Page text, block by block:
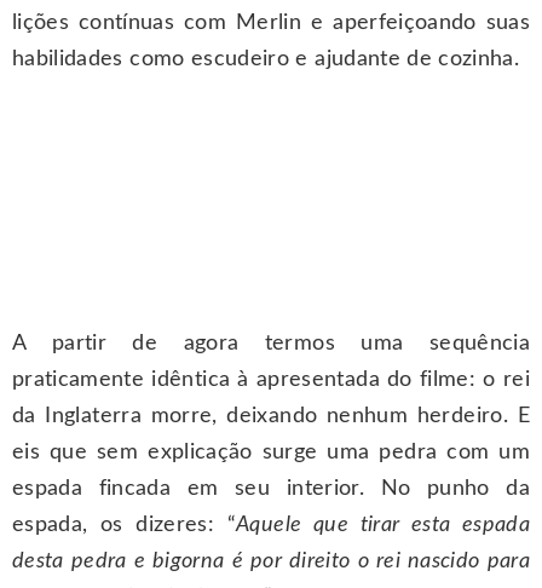
lições contínuas com Merlin e aperfeiçoando suas
habilidades como escudeiro e ajudante de cozinha.
A partir de agora termos uma sequência
praticamente idêntica à apresentada do filme: o rei
da Inglaterra morre, deixando nenhum herdeiro. E
eis que sem explicação surge uma pedra com um
espada fincada em seu interior. No punho da
espada, os dizeres: “Aquele que tirar esta espada
desta pedra e bigorna é por direito o rei nascido para